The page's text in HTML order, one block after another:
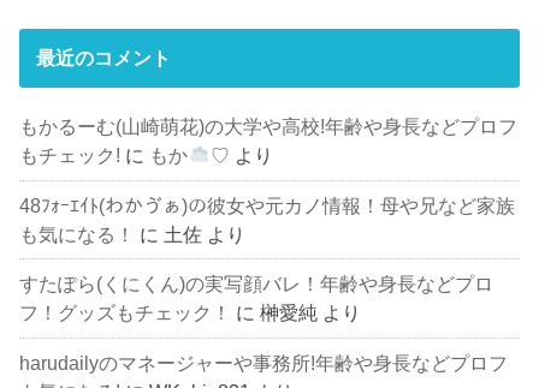
最近のコメント
もかるーむ(山崎萌花)の大学や高校!年齢や身長などプロフ
もチェック! に もか ♡ より
48ﾌｫｰｴｲﾄ(わかゔぁ)の彼女や元カノ情報！母や兄など家族
も気になる！
に 土佐 より
すたぽら(くにくん)の実写顔バレ！年齢や身長などプロ
フ！グッズもチェック！
に榊愛純 より
harudailyのマネージャーや事務所!年齢や身長などプロフ